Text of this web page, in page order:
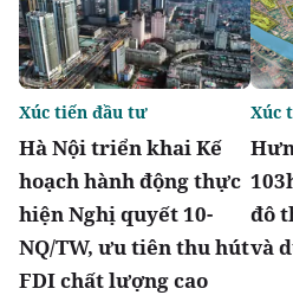
Hà Nội triển khai Kế
hoạch hành động thực
hiện Nghị quyết 10-
NQ/TW, ưu tiên thu hút
FDI chất lượng cao
Xúc tiến đầu tư
đô
và
Xúc